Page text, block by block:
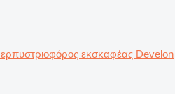
ερπυστριοφόρος εκσκαφέας Develon